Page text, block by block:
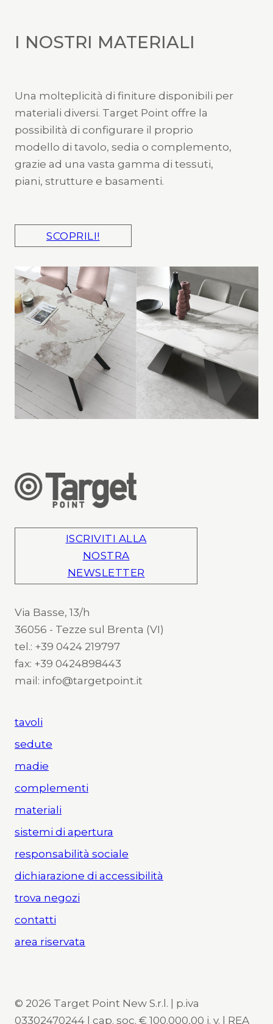
I NOSTRI MATERIALI
Una molteplicità di finiture disponibili per
materiali diversi. Target Point offre la
possibilità di configurare il proprio
modello di tavolo, sedia o complemento,
grazie ad una vasta gamma di tessuti,
piani, strutture e basamenti.
SCOPRILI!
ISCRIVITI ALLA
NOSTRA
NEWSLETTER
Via Basse, 13/h
36056 - Tezze sul Brenta (VI)
tel.: +39 0424 219797
fax: +39 0424898443
mail: info@targetpoint.it
tavoli
sedute
madie
complementi
materiali
sistemi di apertura
responsabilità sociale
dichiarazione di accessibilità
trova negozi
contatti
area riservata
© 2026 Target Point New S.r.l. | p.iva
03302470244 | cap. soc. € 100.000,00 i. v. | REA